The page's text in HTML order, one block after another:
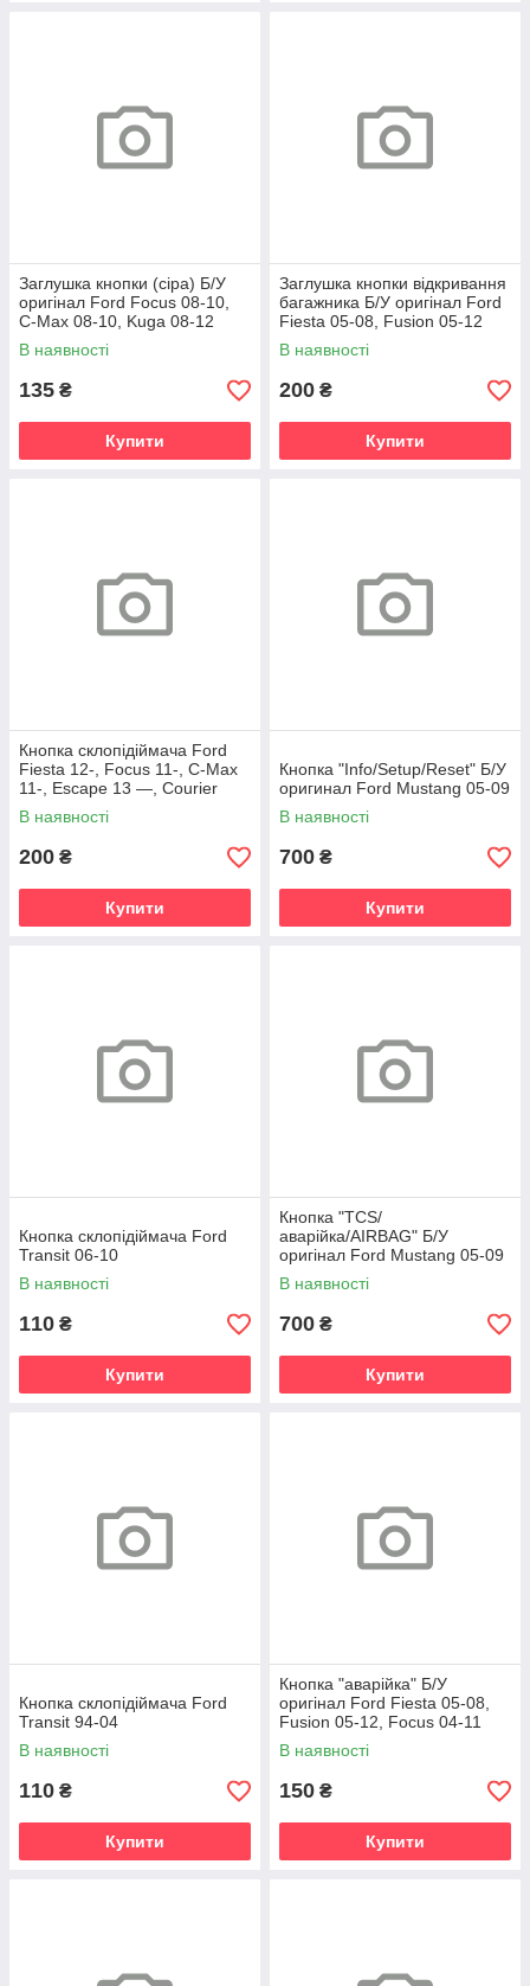
Заглушка кнопки (сіра) Б/У
оригінал Ford Focus 08-10,
C-Max 08-10, Kuga 08-12
В наявності
135 ₴
Купити
Заглушка кнопки відкривання
багажника Б/У оригінал Ford
Fiesta 05-08, Fusion 05-12
В наявності
200 ₴
Купити
Кнопка склопідіймача Ford
Fiesta 12-, Focus 11-, С-Max
11-, Escape 13 —, Courier
14-, Connect 13-
В наявності
200 ₴
Купити
Кнопка "Info/Setup/Reset" Б/У
оригинал Ford Mustang 05-09
В наявності
700 ₴
Купити
Кнопка склопідіймача Ford
Transit 06-10
В наявності
110 ₴
Купити
Кнопка "TCS/
аварійка/AIRBAG" Б/У
оригінал Ford Mustang 05-09
В наявності
700 ₴
Купити
Кнопка склопідіймача Ford
Transit 94-04
В наявності
110 ₴
Купити
Кнопка "аварійка" Б/У
оригінал Ford Fiesta 05-08,
Fusion 05-12, Focus 04-11
В наявності
150 ₴
Купити